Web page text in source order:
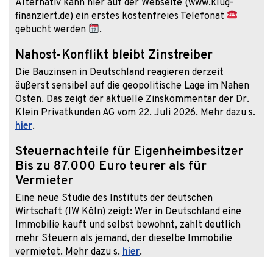
Alternativ kann hier auf der Webseite (www.klug-
finanziert.de) ein erstes kostenfreies Telefonat
gebucht werden
.
Nahost-Konflikt bleibt Zinstreiber
Die Bauzinsen in Deutschland reagieren derzeit
äußerst sensibel auf die geopolitische Lage im Nahen
Osten. Das zeigt der aktuelle Zinskommentar der Dr.
Klein Privatkunden AG vom 22. Juli 2026. Mehr dazu s.
hier.
Steuernachteile für Eigenheimbesitzer
Bis zu 87.000 Euro teurer als für
Vermieter
Eine neue Studie des Instituts der deutschen
Wirtschaft (IW Köln) zeigt: Wer in Deutschland eine
Immobilie kauft und selbst bewohnt, zahlt deutlich
mehr Steuern als jemand, der dieselbe Immobilie
vermietet. Mehr dazu s. hier.